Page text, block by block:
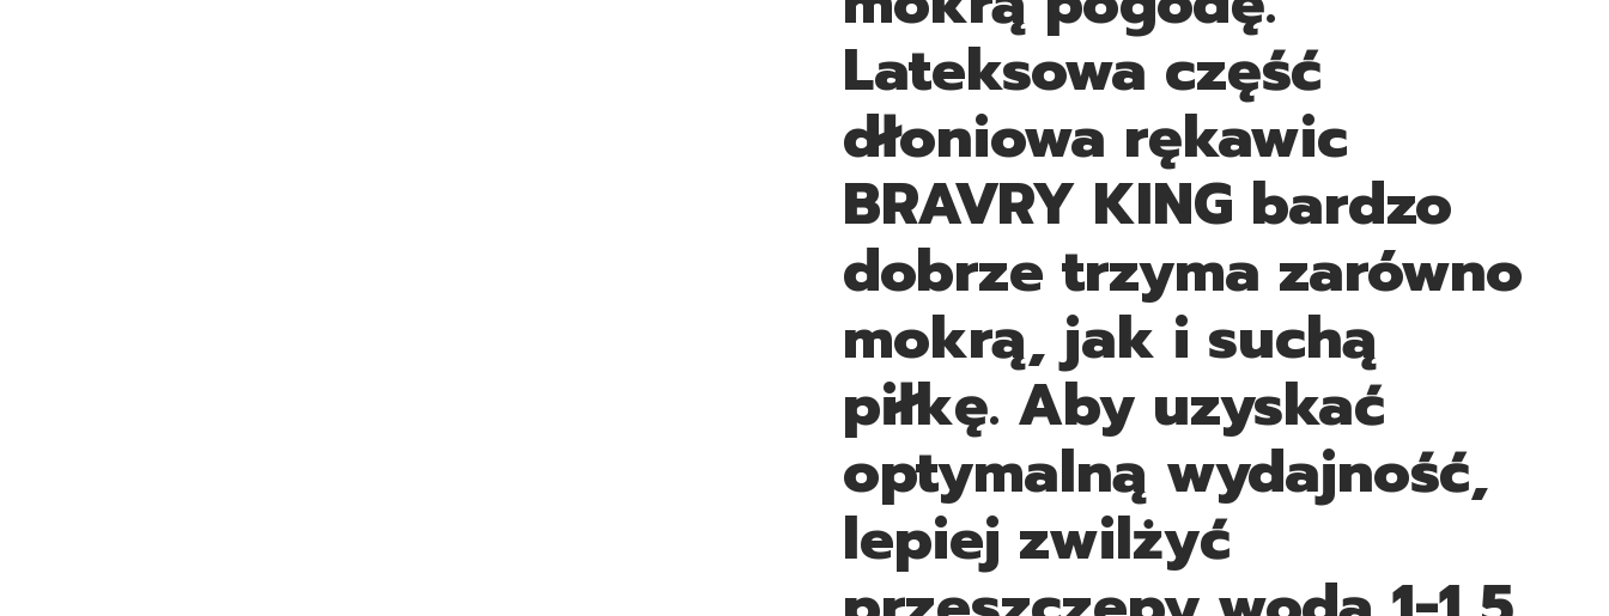
Lateksowa część
dłoniowa rękawic
BRAVRY KING bardzo
dobrze trzyma zarówno
mokrą, jak i suchą
piłkę. Aby uzyskać
optymalną wydajność,
lepiej zwilżyć